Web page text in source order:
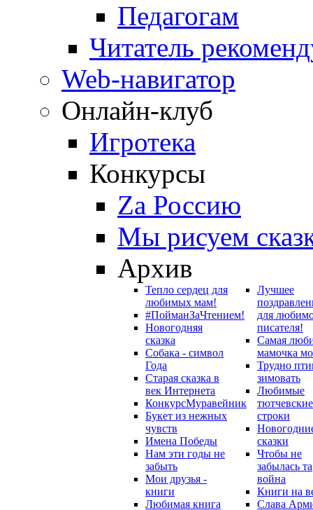
Педагогам
Читатель
Web-навигатор
Онлайн-клуб
Игротека
Конкурсы
Zа Россию
Мы рисуем
Архив
Тепло сердец для
любимых мам!
#ПойманЗаЧтением!
Новогодняя
сказка
Собака - символ
Года
Старая сказка в
век Интернета
КонкурсМуравейник
Букет из нежных
чувств
Имена Победы
Нам эти годы не
забыть
Мои друзья -
книги
Любимая книга
Лучшее
для
писателя!
Самая
мамочка
Трудно
зимовать
Любимые
тютчевские
строки
сказки
Чтобы не
забылась та
война
Книги на
Слава